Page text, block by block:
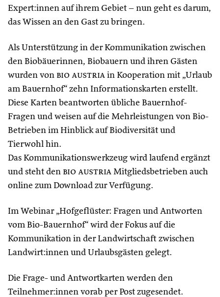
Expert:innen auf ihrem Gebiet – nun geht es darum,
das Wissen an den Gast zu bringen.
Als Unterstützung in der Kommunikation zwischen
den Biobäuerinnen, Biobauern und ihren Gästen
wurden von bio austria in Kooperation mit „Urlaub
am Bauernhof“ zehn Informationskarten erstellt.
Diese Karten beantworten übliche Bauernhof-
Fragen und weisen auf die Mehrleistungen von Bio-
Betrieben im Hinblick auf Biodiversität und
Tierwohl hin.
Das Kommunikationswerkzeug wird laufend ergänzt
und steht den bio austria Mitgliedsbetrieben auch
online zum Download zur Verfügung.
Im Webinar „Hofgeflüster: Fragen und Antworten
vom Bio-Bauernhof“ wird der Fokus auf die
Kommunikation in der Landwirtschaft zwischen
Landwirt:innen und Urlaubsgästen gelegt.
Die Frage- und Antwortkarten werden den
Teilnehmer:innen vorab per Post zugesendet.